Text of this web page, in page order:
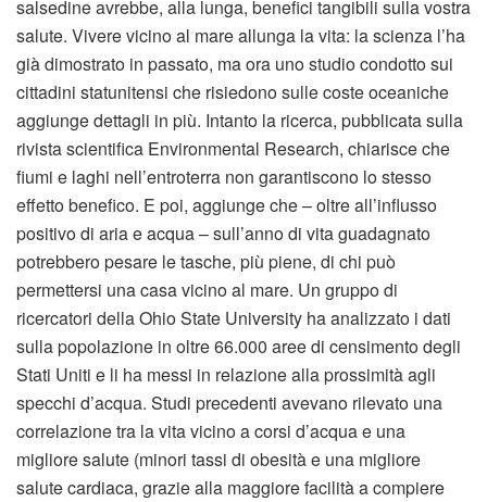
salsedine avrebbe, alla lunga, benefici tangibili sulla vostra
salute. Vivere vicino al mare allunga la vita: la scienza l’ha
già dimostrato in passato, ma ora uno studio condotto sui
cittadini statunitensi che risiedono sulle coste oceaniche
aggiunge dettagli in più. Intanto la ricerca, pubblicata sulla
rivista scientifica Environmental Research, chiarisce che
fiumi e laghi nell’entroterra non garantiscono lo stesso
effetto benefico. E poi, aggiunge che – oltre all’influsso
positivo di aria e acqua – sull’anno di vita guadagnato
potrebbero pesare le tasche, più piene, di chi può
permettersi una casa vicino al mare. Un gruppo di
ricercatori della Ohio State University ha analizzato i dati
sulla popolazione in oltre 66.000 aree di censimento degli
Stati Uniti e li ha messi in relazione alla prossimità agli
specchi d’acqua. Studi precedenti avevano rilevato una
correlazione tra la vita vicino a corsi d’acqua e una
migliore salute (minori tassi di obesità e una migliore
salute cardiaca, grazie alla maggiore facilità a compiere